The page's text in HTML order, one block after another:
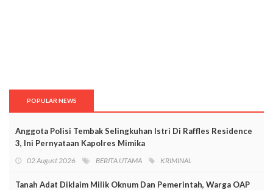
POPULAR NEWS
Anggota Polisi Tembak Selingkuhan Istri Di Raffles Residence
3, Ini Pernyataan Kapolres Mimika
02 August 2026 BERITA UTAMA KRIMINAL
Tanah Adat Diklaim Milik Oknum Dan Pemerintah, Warga OAP